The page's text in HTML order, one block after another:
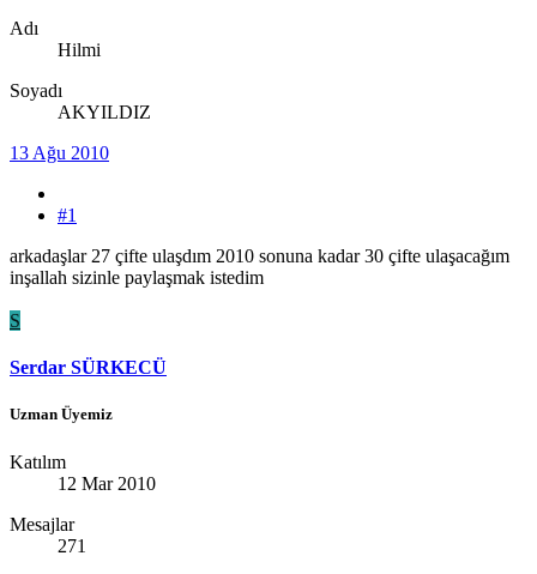
Adı
Hilmi
Soyadı
AKYILDIZ
13 Ağu 2010
#1
arkadaşlar 27 çifte ulaşdım 2010 sonuna kadar 30 çifte ulaşacağım
inşallah sizinle paylaşmak istedim
S
Serdar SÜRKECÜ
Uzman Üyemiz
Katılım
12 Mar 2010
Mesajlar
271